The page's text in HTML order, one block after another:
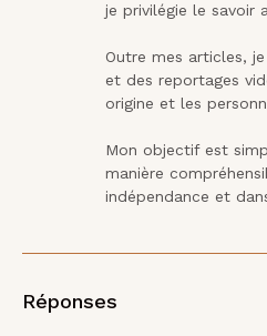
je privilégie le savoir
Outre mes articles,
et des reportages
origine et les
Mon objectif est
manière
indépendance et
Réponses